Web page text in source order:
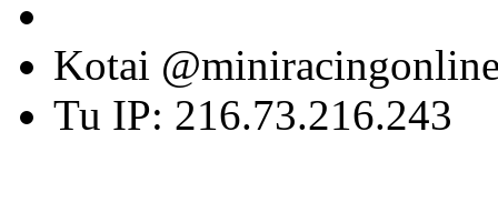
Kotai
Tu IP: 216.73.216.243